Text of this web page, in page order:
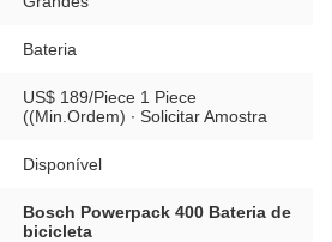
Bateria
US$ 189/Piece 1 Piece
((Min.Ordem) ∙ Solicitar Amostra
Disponível
Bosch Powerpack 400 Bateria de
bicicleta